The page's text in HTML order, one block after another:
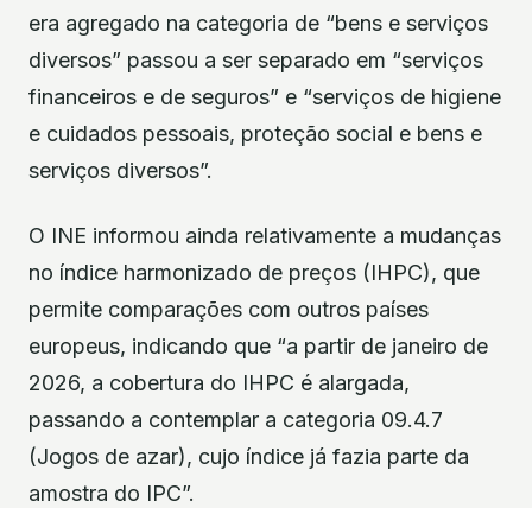
era agregado na categoria de “bens e serviços
diversos” passou a ser separado em “serviços
financeiros e de seguros” e “serviços de higiene
e cuidados pessoais, proteção social e bens e
serviços diversos”.
O INE informou ainda relativamente a mudanças
no índice harmonizado de preços (IHPC), que
permite comparações com outros países
europeus, indicando que “a partir de janeiro de
2026, a cobertura do IHPC é alargada,
passando a contemplar a categoria 09.4.7
(Jogos de azar), cujo índice já fazia parte da
amostra do IPC”.